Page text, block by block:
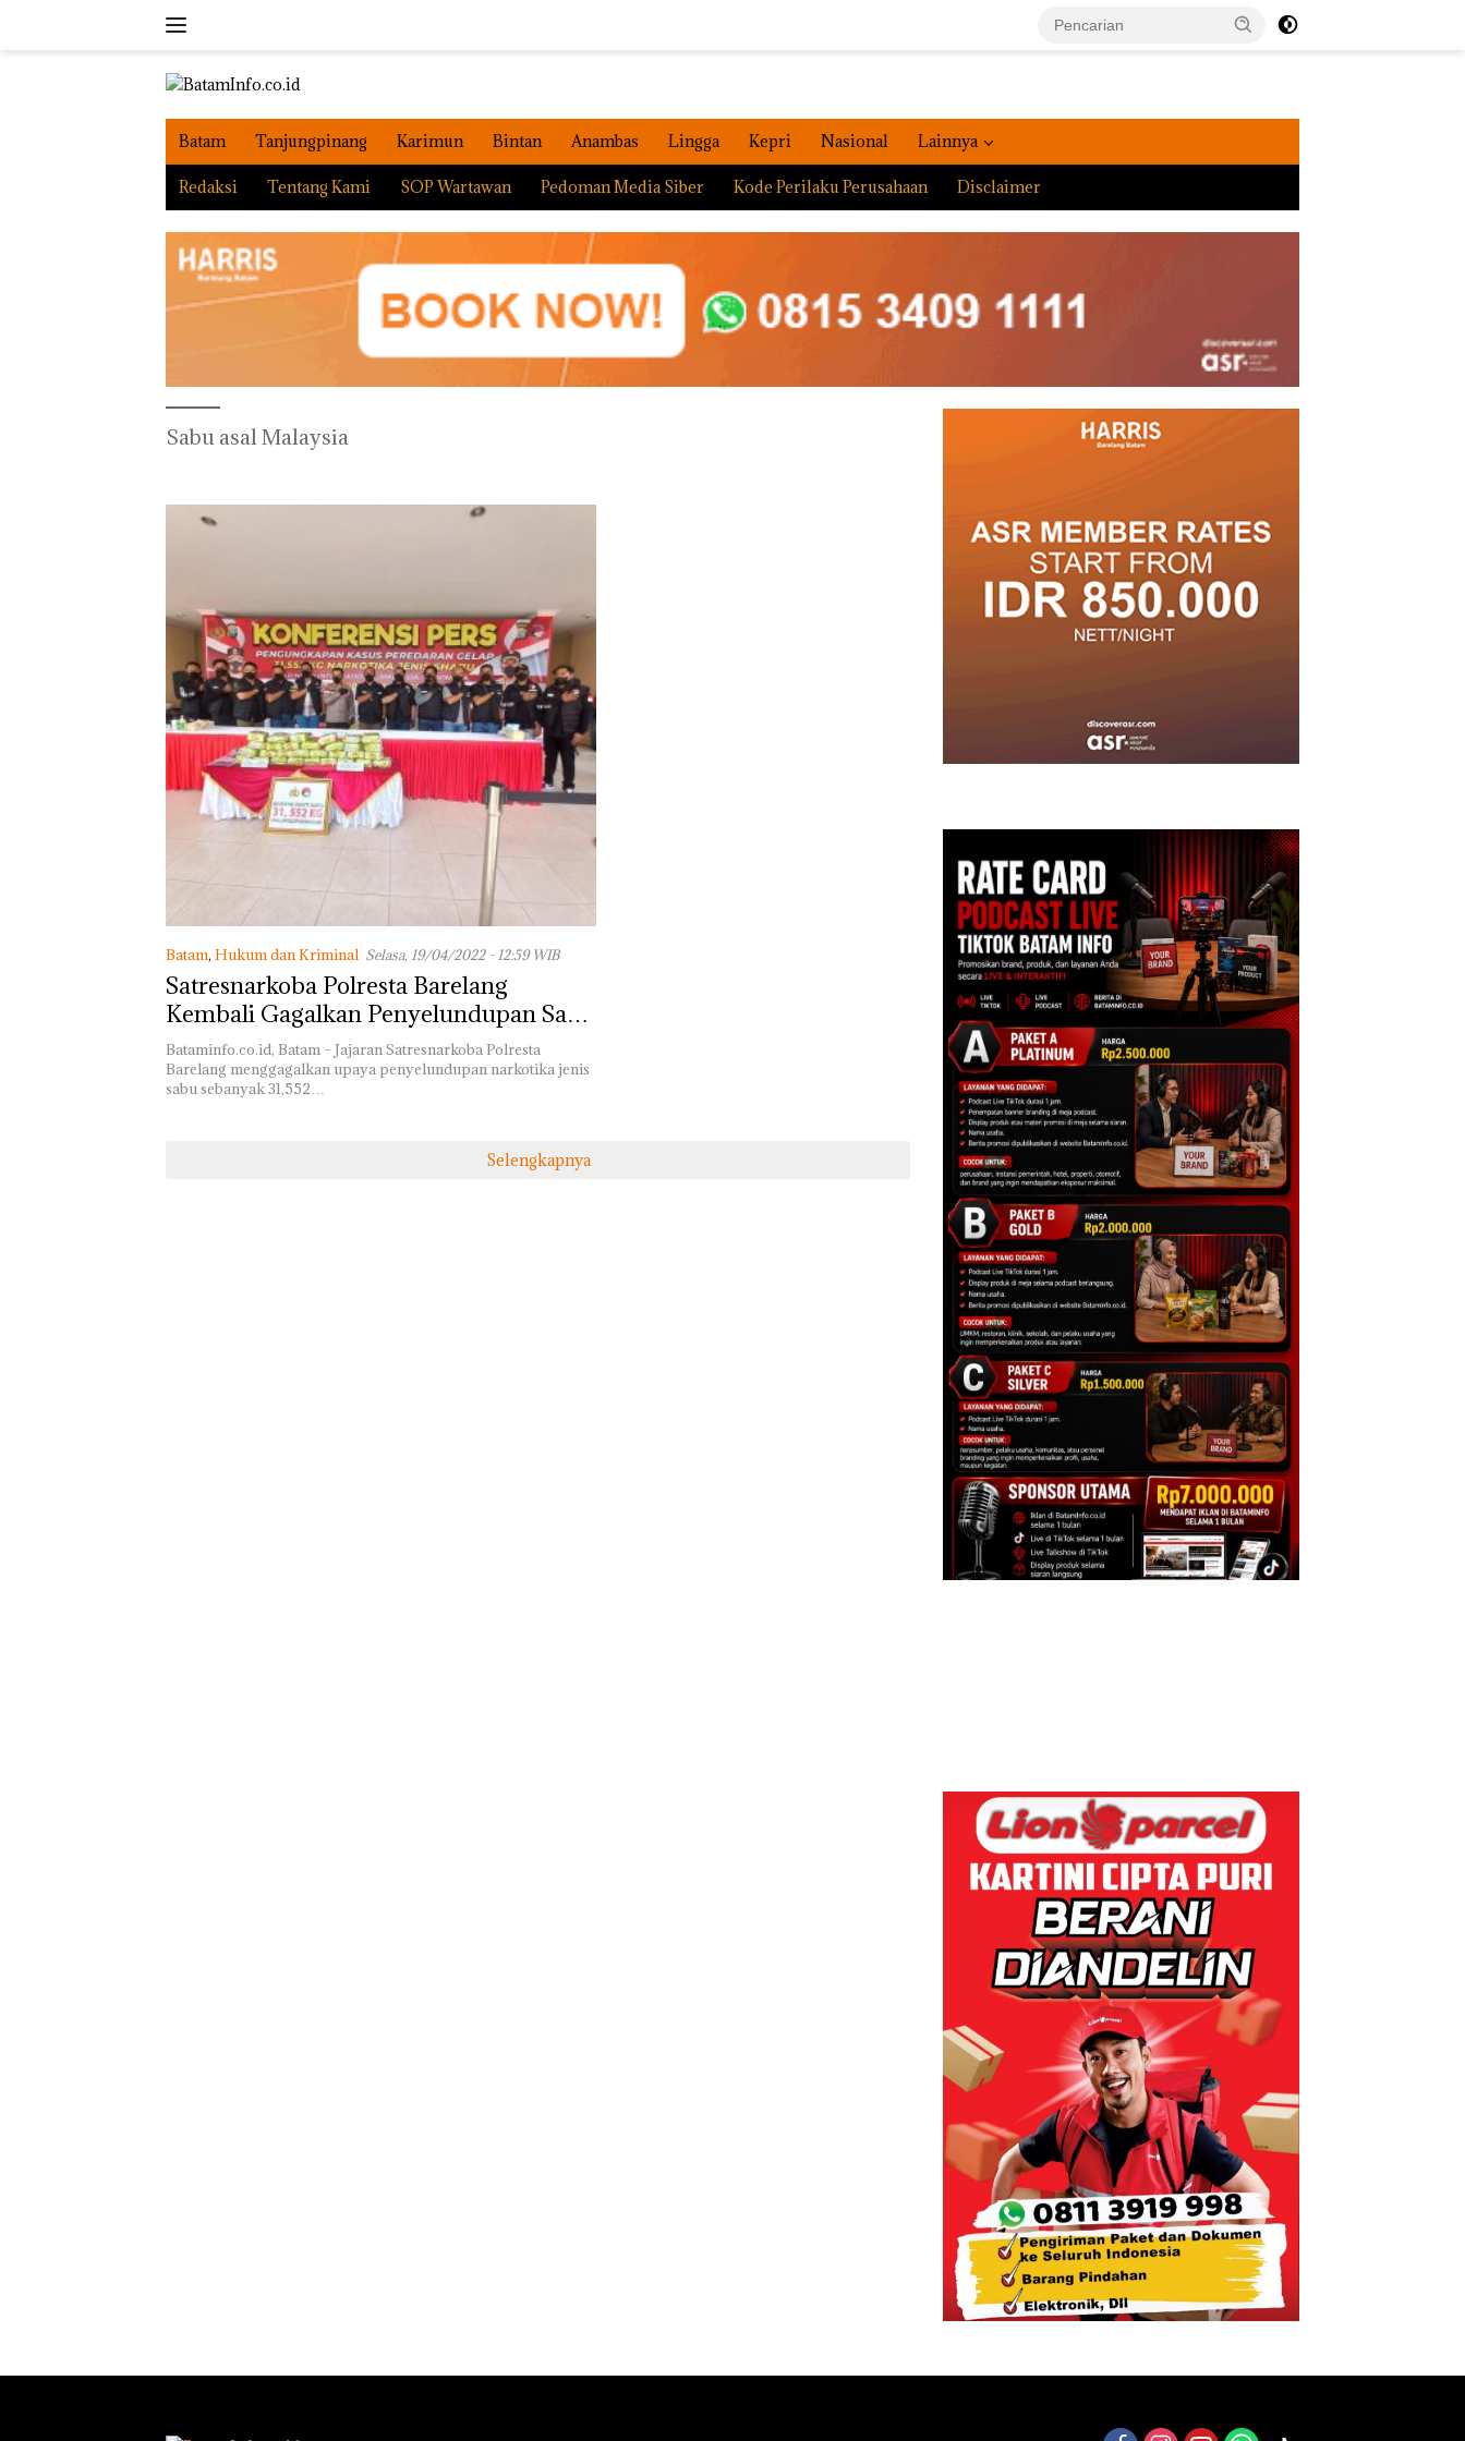
Batam Tanjungpinang Karimun Bintan Anambas Lingga Kepri Nasional Lainnya
Redaksi Tentang Kami SOP Wartawan Pedoman Media Siber Kode Perilaku Perusahaan Disclaimer
Sabu asal Malaysia
Batam, Hukum dan Kriminal Selasa, 19/04/2022 - 12:59 WIB
Satresnarkoba Polresta Barelang
Kembali Gagalkan Penyelundupan Sabu
31,552 Kilogram
Bataminfo.co.id, Batam – Jajaran Satresnarkoba Polresta
Barelang menggagalkan upaya penyelundupan narkotika jenis
sabu sebanyak 31,552…
Selengkapnya